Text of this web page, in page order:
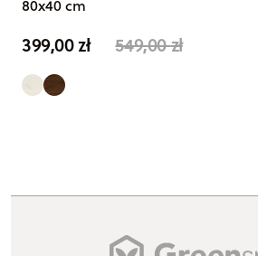
80x40 cm
399,00zł 549,00zł